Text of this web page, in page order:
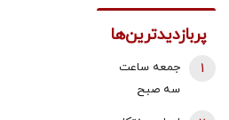
پربازدیدترین‌ها
جمعه ساعت
سه صبح
1